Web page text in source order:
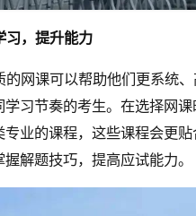
习，提升能力
网课可以帮助他们更系统
习节奏的考生。在选择网
业的课程，这些课程会更
解题技巧，提高应试能力。